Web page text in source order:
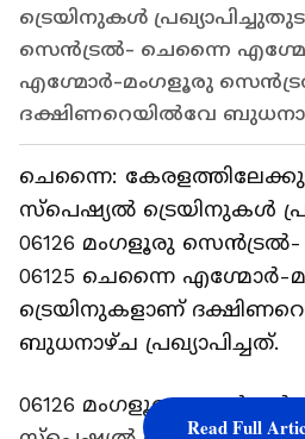
ട്രെയിനുകൾ
സെൻട്രൽ- ചെന്നൈ
എ​ഗ്മോർ-മം​ഗളൂരു
ദക്ഷിണറെയിൽവേ
ചെന്നൈ:
സ്പെഷ്യൽ ട്രെയിനുകൾ
06126 മം​ഗളൂരു
06125 ചെന്നൈ
ട്രെയിനുകളാണ്
ബുധനാഴ്ച പ്രഖ്യാപിച്ചത്.
06126 മം​ഗ​ളൂരു
Read Full